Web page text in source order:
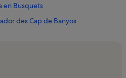
en Busquets
des Cap de Banyos
Racó des Mart
Piques